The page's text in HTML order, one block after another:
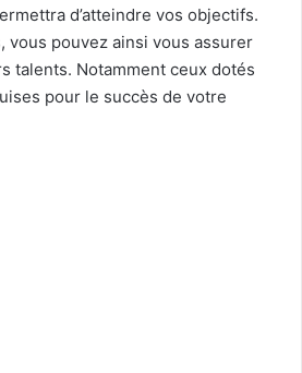
d’atteindre vos objectifs.
vous pouvez ainsi vous assurer
talents. Notamment ceux dotés
pour le succès de votre